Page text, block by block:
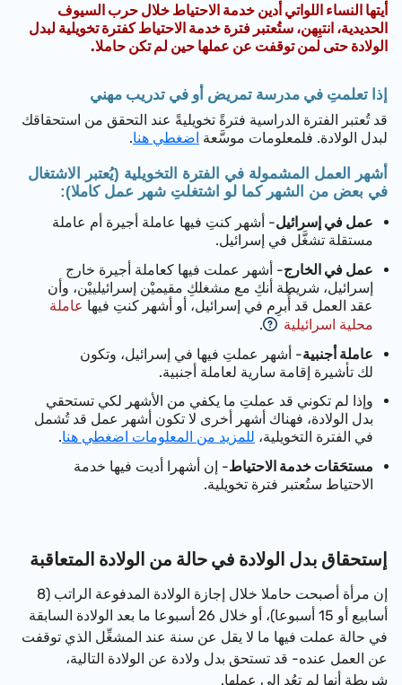
أيتها النساء اللواتي أدين خدمة الاحتياط خلال حرب السيوف
الحديدية، انتبِهن،ستُعتبر فترة خدمة الاحتياطكفترة تخويلية لبدل
الولادةحتى لمن توقفت عن عملها حين لم تكن حاملا.
إذا تعلمتِ في مدرسة تمريض أو في تدريب مهني
قد تُعتبر الفترة الدراسية فترةً تخويليةً عند التحقق من استحقاقك
لبدل الولادة. فلمعلومات موسَّعةاضغطي هنا.
هر العمل المشمولة في الفترة التخويلية (يُعتبر الاشتغال
في بعض من الشهر كما لو اشتغلتِ شهر عمل كاملا):
عمل في إسرائيل- أشهر كنتِ فيها عاملة أجيرة أم عاملة
مستقلة تشغَّل في إسرائيل.
عمل في الخارج - أشهر عملت فيها كعاملة أجيرة خارج
إسرائيل، شريطة أنكِ مع مشغلكِ مقيميْن إسرائيلييْن، وأن
عقد العمل قد أُبرِم في إسرائيل، أو أشهر كنتِ فيهاعاملة
محلية اسرائيلية
.
عاملة أجنبية- أشهر عملتِ فيها في إسرائيل، وتكون
لك تأشيرة إقامة سارية لعاملة أجنبية.
وإذا لم تكوني قد عملتِ ما يكفي من الأشهر لكي تستحقي
بدل الولادة، فهناك أشهر أخرى لا تكون أشهر عمل قد تُشمل
في الفترة التخويلية،للمزيد من المعلومات اضغطي هنا.
مستحَقات خدمة الاحتياط- إن أشهرا أديت فيها خدمة
الاحتياط ستُعتبر فترة تخويلية.
إستحقاق بدل الولادة في حالة من الولادة المتعاقبة
إن مرأة أصبحت حاملا خلال إجازة الولادة المدفوعة الراتب (8
أسابيع أو 15 أسبوعا)، أو خلال 26 أسبوعا ما بعد الولادة السابقة
في حالة عملت فيها ما لا يقل عن سنة عند المشغِّل الذي توقفت
عن العمل عنده- قد تستحق بدل ولادة عن الولادة التالية،
شريطة أنها لم تعُد إلى عملها.